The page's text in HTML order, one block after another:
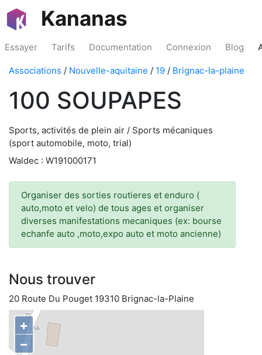
Kananas
Essayer Tarifs Documentation Connexion Blog
Associations / Nouvelle-aquitaine / 19 / Brignac-la-plaine
100 SOUPAPES
Sports, activités de plein air / Sports mécaniques
(sport automobile, moto, trial)
Waldec : W191000171
Organiser des sorties routieres et enduro (
auto,moto et velo) de tous ages et organiser
diverses manifestations mecaniques (ex: bourse
echanfe auto ,moto,expo auto et moto ancienne)
Nous trouver
20 Route Du Pouget 19310 Brignac-la-Plaine
+
−